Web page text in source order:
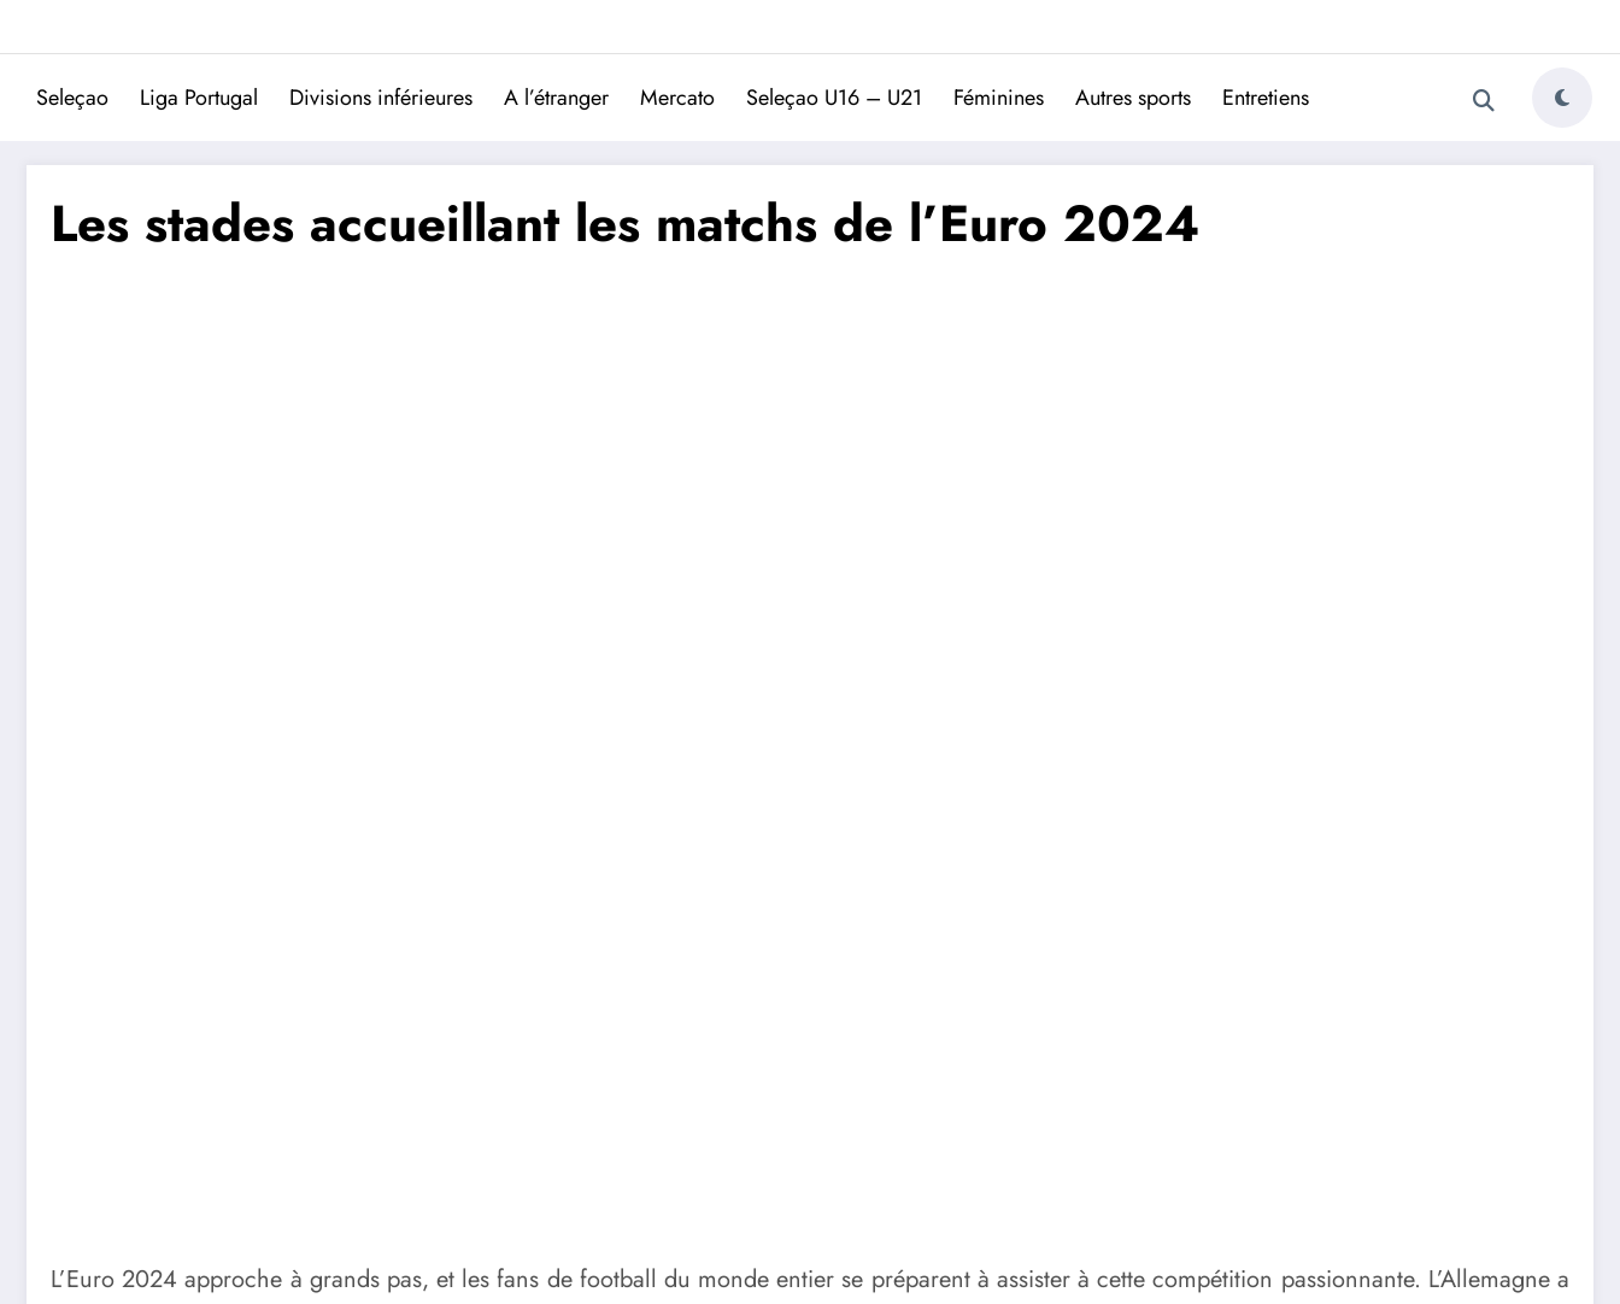
Trivela
L'actualité du football portugais
Seleçao Liga Portugal Divisions inférieures A l’étranger Mercato Seleçao U16 – U21 Féminines Autres sports Entretiens
Les stades accueillant les matchs de l’Euro 2024
L’Euro 2024 approche à grands pas, et les fans de football du monde entier se préparent à assister à cette compétition passionnante. L’Allemagne a